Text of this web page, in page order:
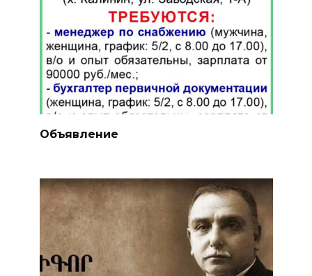
Объявление